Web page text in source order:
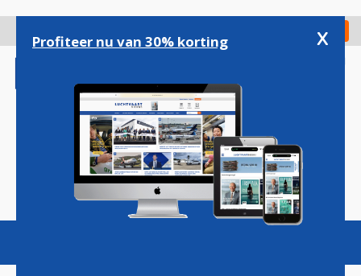
gaan
Check in
Magazine Podcasts Vacatures
Profiteer nu van 30% korting x